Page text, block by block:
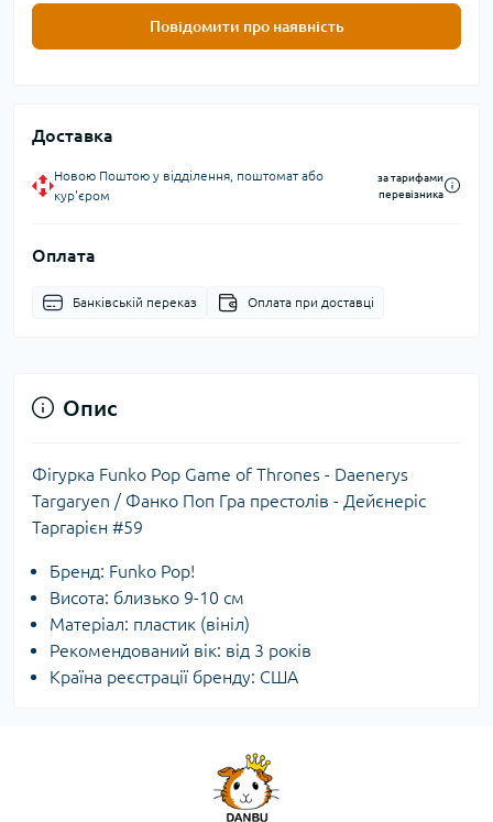
Повідомити про наявність
Доставка
Новою Поштою у відділення, поштомат або
кур'єром
за тарифами
перевізника
Оплата
Банківській переказ Оплата при доставці
Опис
Фігурка Funko Pop Game of Thrones - Daenerys
Targaryen / Фанко Поп Гра престолів - Дейєнеріс
Таргарієн #59
Бренд: Funko Pop!
Висота: близько 9-10 см
Матеріал: пластик (вініл)
Рекомендований вік: від 3 років
Країна реєстрації бренду: США